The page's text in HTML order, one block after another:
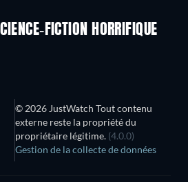
FICTION HORRIFIQUE
© 2026 JustWatch Tout contenu
externe reste la propriété du
propriétaire légitime. (4.0.0)
Gestion de la collecte de données